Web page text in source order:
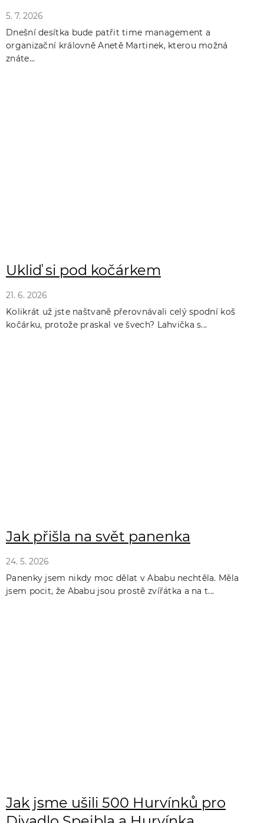
5. 7. 2026
Dnešní desítka bude patřit time management a
organizační královně Anetě Martinek, kterou možná
znáte...
Ukliď si pod kočárkem
21. 6. 2026
Kolikrát už jste naštvaně přerovnávali celý spodní koš
kočárku, protože praskal ve švech? Lahvička s...
Jak přišla na svět panenka
24. 5. 2026
Panenky jsem nikdy moc dělat v Ababu nechtěla. Měla
jsem pocit, že Ababu jsou prostě zvířátka a na t...
Jak jsme ušili 500 Hurvínků pro